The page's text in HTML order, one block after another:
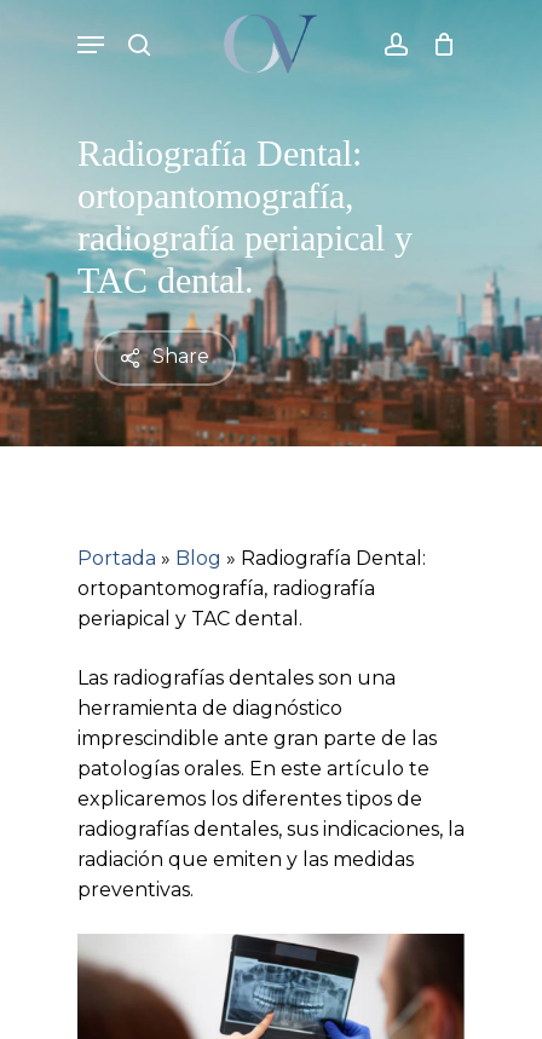
search account
Menu
Cart
Radiografía Dental:
ortopantomografía,
radiografía periapical y
TAC dental.
Share
Portada » Blog » Radiografía Dental:
ortopantomografía, radiografía
periapical y TAC dental.
Las radiografías dentales son una
herramienta de diagnóstico
imprescindible ante gran parte de las
patologías orales. En este artículo te
explicaremos los diferentes tipos de
radiografías dentales, sus indicaciones, la
radiación que emiten y las medidas
preventivas.